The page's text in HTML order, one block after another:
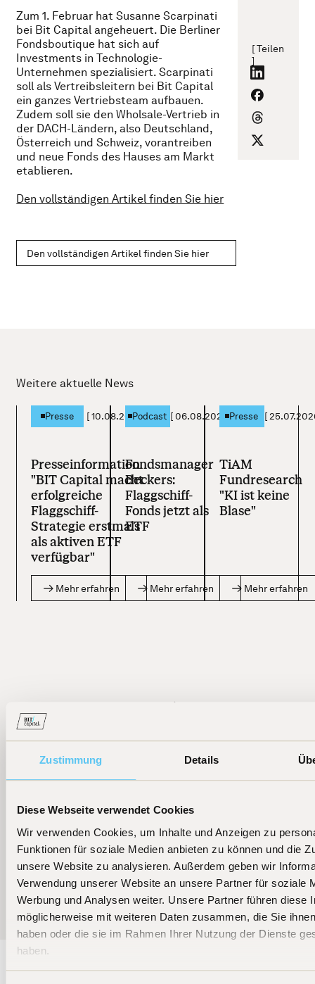
Zustimmung Details
Diese Webseite verwendet Cookies
Wir verwenden Cookies, um Inhalte und Anzeigen zu
Funktionen für soziale Medien anbieten zu können und die
unsere Website zu analysieren. Außerdem geben wir
Verwendung unserer Website an unsere Partner für soziale
Werbung und Analysen weiter. Unsere Partner führen diese
möglicherweise mit weiteren Daten zusammen, die Sie
haben oder die sie im Rahmen Ihrer Nutzung der Dienste
haben.
Zum 1. Februar hat Susanne Scarpinati
bei Bit Capital angeheuert. Die Berliner
Fondsboutique hat sich auf
Investments in Technologie-
Unternehmen spezialisiert. Scarpinati
soll als Vertreibsleitern bei Bit Capital
ein ganzes Vertriebsteam aufbauen.
Zudem soll sie den Wholsale-Vertrieb in
der DACH-Ländern, also Deutschland,
Österreich und Schweiz, vorantreiben
und neue Fonds des Hauses am Markt
etablieren.
Den vollständigen Artikel finden Sie hier
Den vollständigen Artikel finden Sie hier
[ Teilen
]
Weitere aktuelle News
Presse [10.08.2026]
Presseinformation
"BIT Capital macht
erfolgreiche
Flaggschiff-
Strategie erstmals
als aktiven ETF
verfügbar"
Mehr erfahren
Podcast [06.08.2026]
Fondsmanager
Beckers:
Flaggschiff-
Fonds jetzt als
ETF
Mehr erfahren
Presse [
TiAM
Fundresearch
"KI ist keine
Blase"
Mehr erfahren
Weitere News